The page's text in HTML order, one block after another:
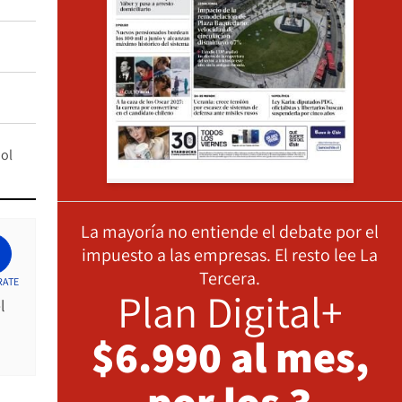
La mayoría no entiende el debate por el
impuesto a las empresas. El resto lee La
Tercera.
Plan Digital+
$6.990 al mes,